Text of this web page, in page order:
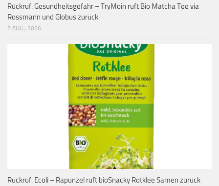
Rückruf: Gesundheitsgefahr – TryMoin ruft Bio Matcha Tee via
Rossmann und Globus zurück
7 AUG., 2026
Rückruf: Ecoli – Rapunzel ruft bioSnacky Rotklee Samen zurück